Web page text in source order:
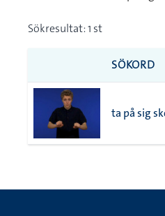
Sökresultat: 1 st
SÖKORD
ta på sig